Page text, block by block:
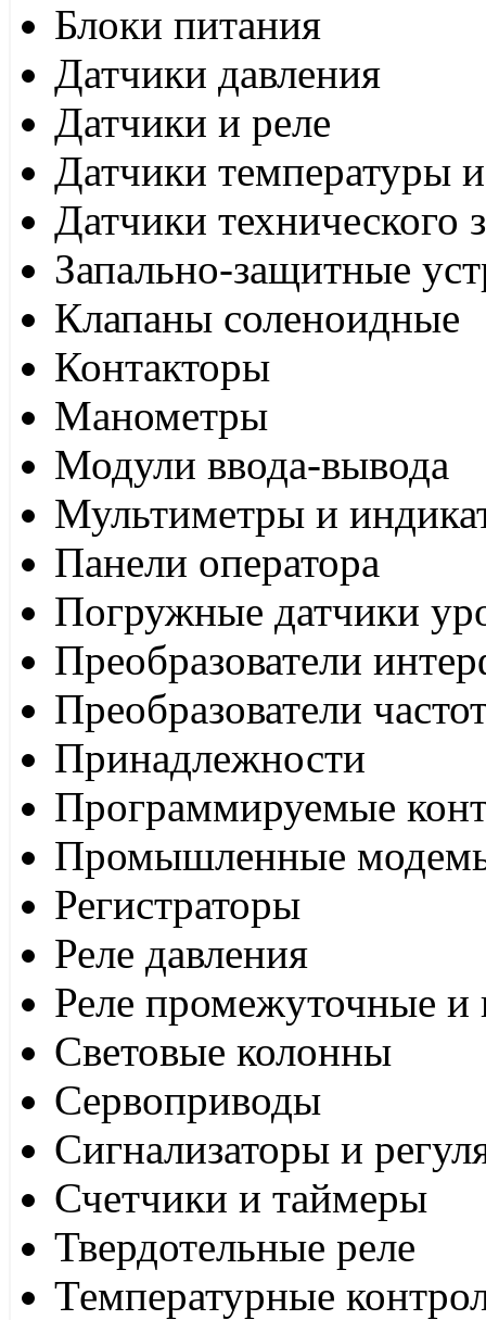
Блоки питания
Датчики давления
Датчики и реле
Датчики температуры
Датчики технического
Запально-защитные
Клапаны соленоидные
Контакторы
Манометры
Модули ввода-вывода
Мультиметры и
Панели оператора
Погружные датчики
Преобразователи
Преобразователи
Принадлежности
Программируемые
Промышленные
Регистраторы
Реле давления
Реле промежуточные и
Световые колонны
Сервоприводы
Сигнализаторы и
Счетчики и таймеры
Твердотельные реле
Температурные